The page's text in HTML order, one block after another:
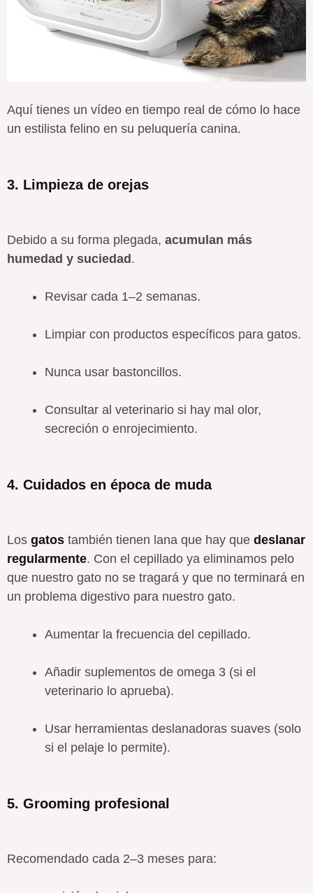
Aquí tienes un vídeo en tiempo real de cómo lo hace
un estilista felino en su peluquería canina.
3. Limpieza de orejas
Debido a su forma plegada, acumulan más
humedad y suciedad.
Revisar cada 1–2 semanas.
Limpiar con productos específicos para gatos.
Nunca usar bastoncillos.
Consultar al veterinario si hay mal olor,
secreción o enrojecimiento.
4. Cuidados en época de muda
Los gatos también tienen lana que hay que deslanar
regularmente. Con el cepillado ya eliminamos pelo
que nuestro gato no se tragará y que no terminará en
un problema digestivo para nuestro gato.
Aumentar la frecuencia del cepillado.
Añadir suplementos de omega 3 (si el
veterinario lo aprueba).
Usar herramientas deslanadoras suaves (solo
si el pelaje lo permite).
5. Grooming profesional
Recomendado cada 2–3 meses para: